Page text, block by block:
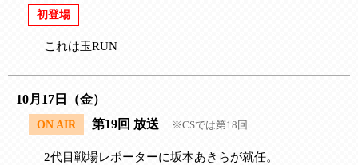
初登場
これは玉RUN
10月17日（金）
ON AIR 第19回 放送 ※CSでは第18回
2代目戦場レポーターに坂本あきらが就任。